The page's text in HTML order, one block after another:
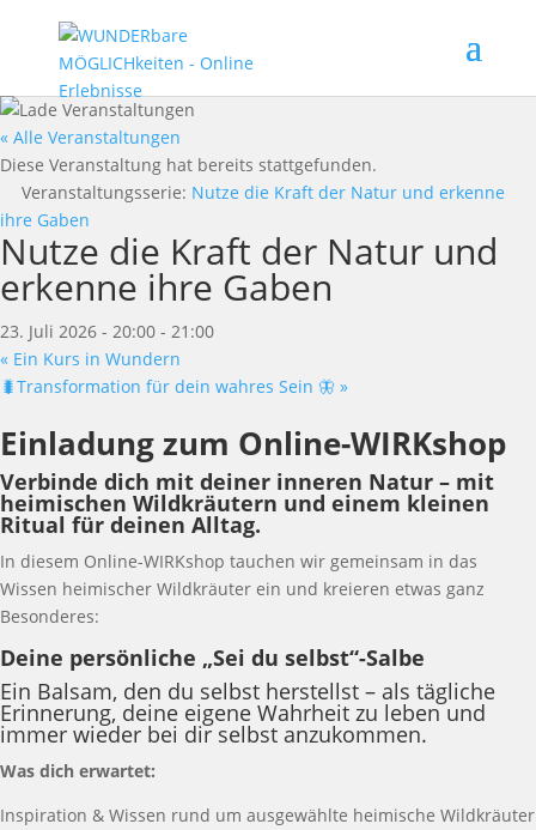
« Alle Veranstaltungen
Diese Veranstaltung hat bereits stattgefunden.
Veranstaltungsserie: Nutze die Kraft der Natur und erkenne
ihre Gaben
Nutze die Kraft der Natur und
erkenne ihre Gaben
23. Juli 2026 - 20:00 - 21:00
« Ein Kurs in Wundern
🐛Transformation für dein wahres Sein 🦋 »
Einladung zum Online-WIRKshop
Verbinde dich mit deiner inneren Natur – mit
heimischen Wildkräutern und einem kleinen
Ritual für deinen Alltag.
In diesem Online-WIRKshop tauchen wir gemeinsam in das
Wissen heimischer Wildkräuter ein und kreieren etwas ganz
Besonderes:
Deine persönliche „Sei du selbst“-Salbe
Ein Balsam, den du selbst herstellst – als tägliche
Erinnerung, deine eigene Wahrheit zu leben und
immer wieder bei dir selbst anzukommen.
Was dich erwartet:
Inspiration & Wissen rund um ausgewählte heimische Wildkräuter